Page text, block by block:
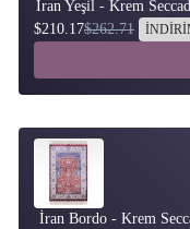
İran Yeşil - Krem
$210.17$262.71
İran Bordo - Krem